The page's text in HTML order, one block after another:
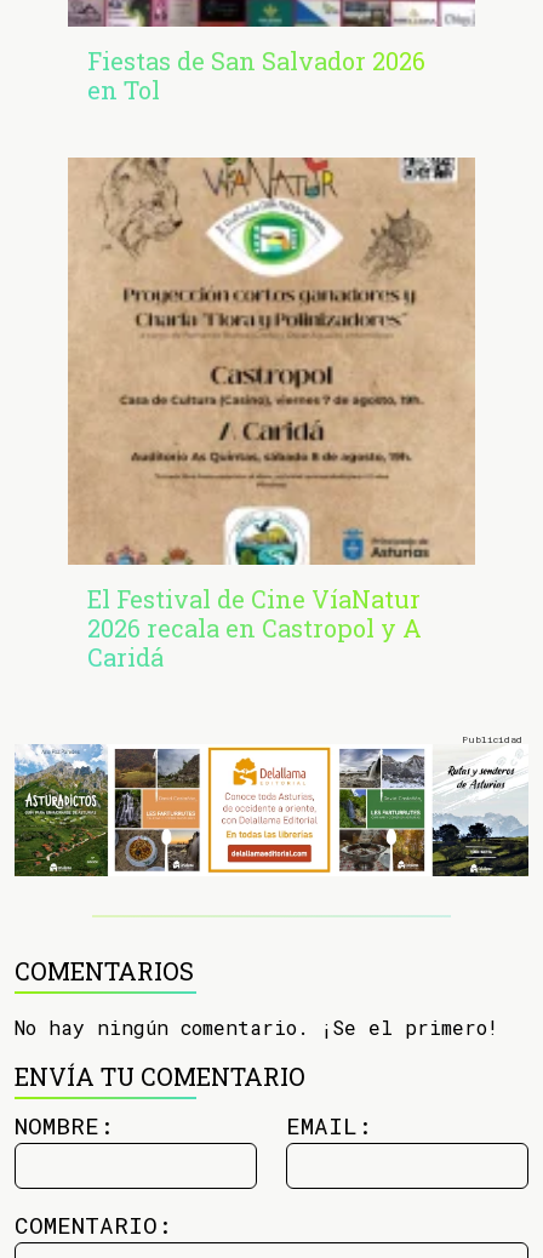
Fiestas de San Salvador 2026
en Tol
El Festival de Cine VíaNatur
2026 recala en Castropol y A
Caridá
COMENTARIOS
No hay ningún comentario. ¡Se el primero!
ENVÍA TU COMENTARIO
NOMBRE: EMAIL:
COMENTARIO: